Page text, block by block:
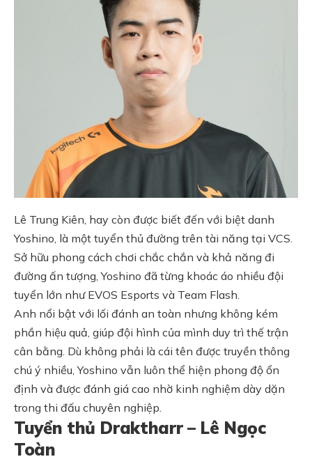
Lê Trung Kiên, hay còn được biết đến với biệt danh
Yoshino, là một tuyển thủ đường trên tài năng tại VCS.
Sở hữu phong cách chơi chắc chắn và khả năng đi
đường ấn tượng, Yoshino đã từng khoác áo nhiều đội
tuyển lớn như EVOS Esports và Team Flash.
Anh nổi bật với lối đánh an toàn nhưng không kém
phần hiệu quả, giúp đội hình của mình duy trì thế trận
cân bằng. Dù không phải là cái tên được truyền thông
chú ý nhiều, Yoshino vẫn luôn thể hiện phong độ ổn
định và được đánh giá cao nhờ kinh nghiệm dày dặn
trong thi đấu chuyên nghiệp.
Tuyển thủ Draktharr – Lê Ngọc
Toàn